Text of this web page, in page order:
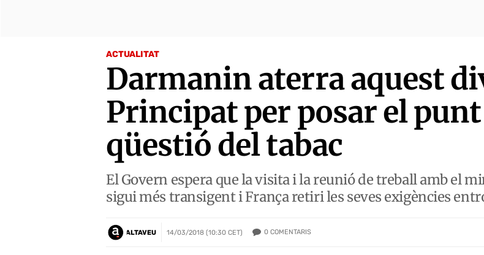
ACTUALITAT
Darmanin aterra aquest
Principat per posar el
qüestió del tabac
El Govern espera que la visita i la reunió de treball amb el
sigui més transigent i França retiri les seves exigències
ALTAVEU 14/03/2018 (10:30 CET) 0 COMENTARIS